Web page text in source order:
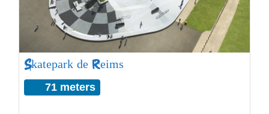
Skatepark de Reims
71 meters